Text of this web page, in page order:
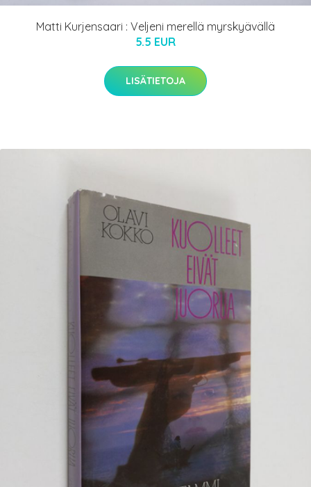
Matti Kurjensaari : Veljeni merellä myrskyävällä
5.5 EUR
LISÄTIETOJA